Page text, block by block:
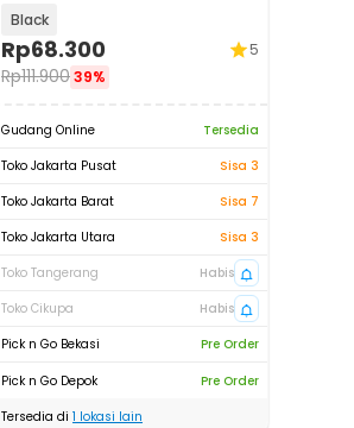
Black
Rp68.300
Rp111.90039%
5
Gudang Online
Tersedia
Toko Jakarta Pusat
Sisa 3
Toko Jakarta Barat
Sisa 7
Toko Jakarta Utara
Sisa 3
Toko Tangerang
Habis
Toko Cikupa
Habis
Pick n Go Bekasi
Pre Order
Pick n Go Depok
Pre Order
Tersedia di 1 lokasi lain